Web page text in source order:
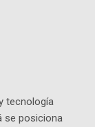
tecnología
se posiciona